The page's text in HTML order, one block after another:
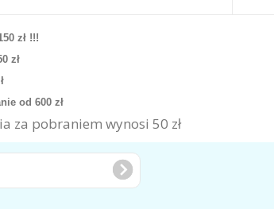
zł !!!
zł
od 600 zł
za pobraniem wynosi 50 zł